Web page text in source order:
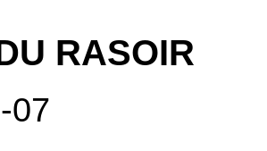
RASOIR
07